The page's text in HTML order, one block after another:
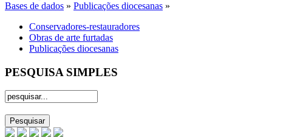
Bases de dados » Publicações diocesanas »
Conservadores-restauradores
Obras de arte furtadas
Publicações diocesanas
PESQUISA SIMPLES